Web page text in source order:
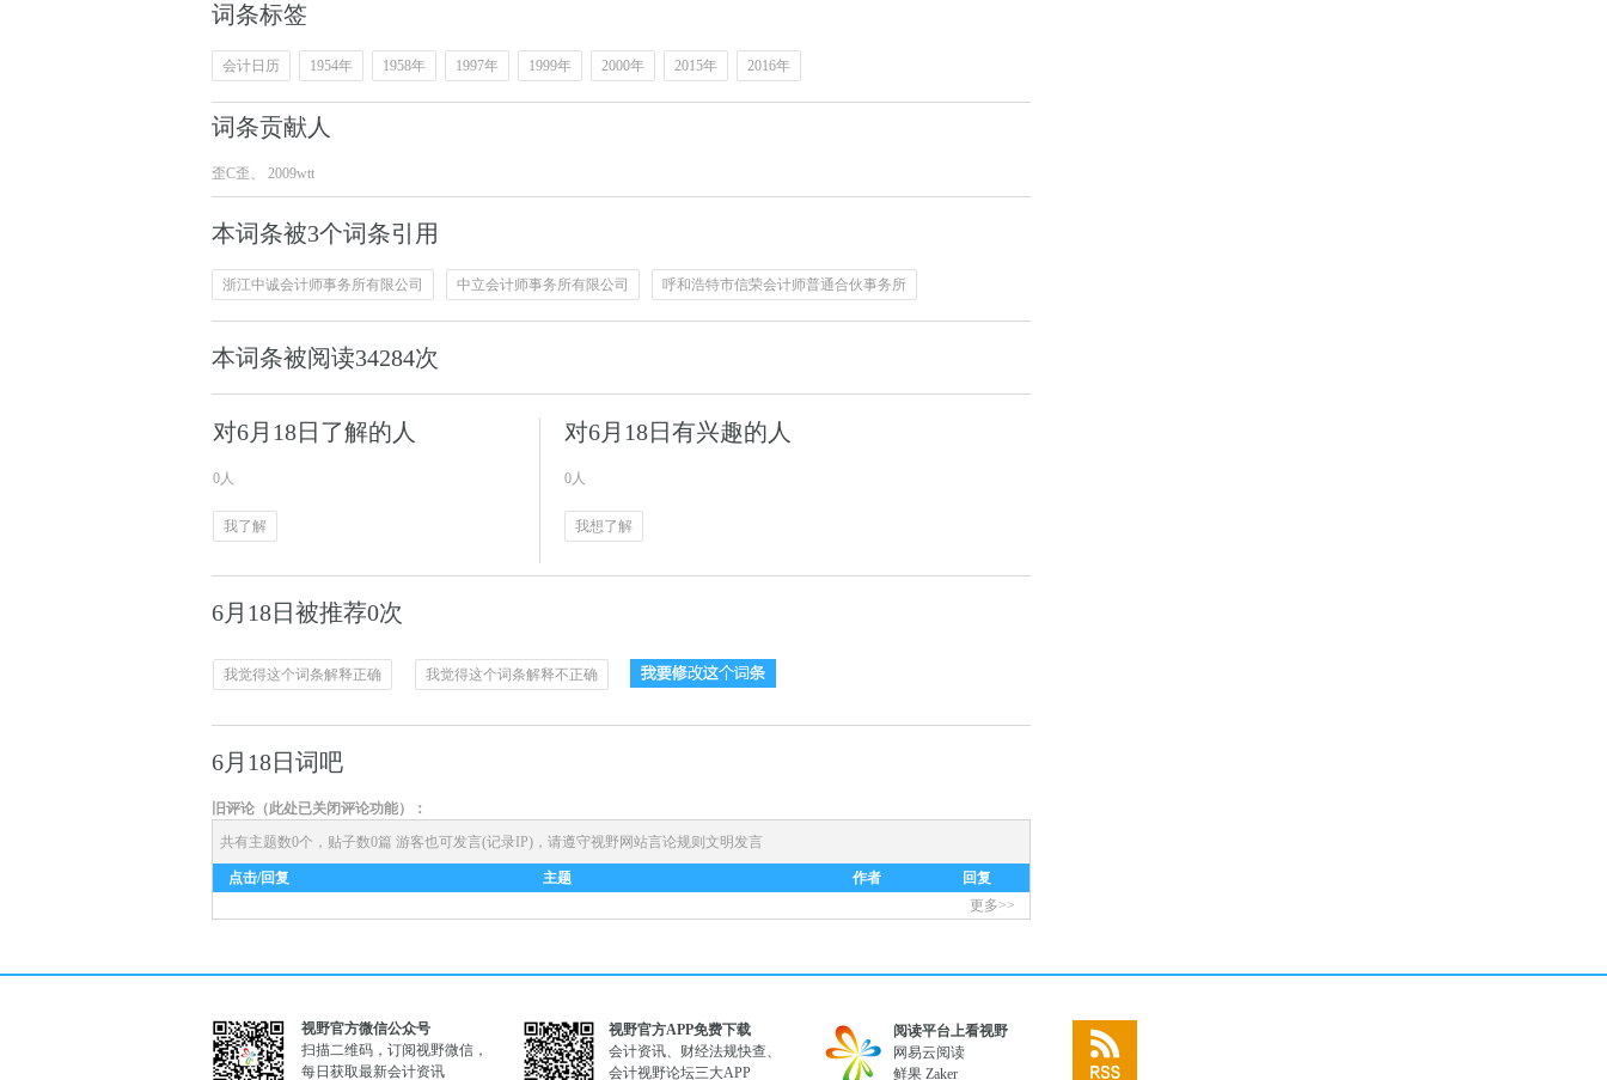
词条标签
会计日历 1954年 1958年 1997年 1999年 2000年 2015年 2016年
词条贡献人
歪C歪、 2009wtt
本词条被3个词条引用
浙江中诚会计师事务所有限公司 中立会计师事务所有限公司 呼和浩特市信荣会计师普通合伙事务所
本词条被阅读34284次
对6月18日了解的人
0人
我了解
对6月18日有兴趣的人
0人
我想了解
6月18日被推荐0次
我觉得这个词条解释正确 我觉得这个词条解释不正确
6月18日词吧
旧评论（此处已关闭评论功能）：
共有主题数0个，贴子数0篇 游客也可发言(记录IP)，请遵守视野网站言论规则 文明发言
点击/回复 主题 作者
回复
更多>>
视野官方微信公众号
扫描二维码，订阅视野微信，
每日获取最新会计资讯
视野官方APP免费下载
会计资讯、财经法规快查、
会计视野论坛三大APP
阅读平台上看视野
网易云阅读
鲜果 Zaker